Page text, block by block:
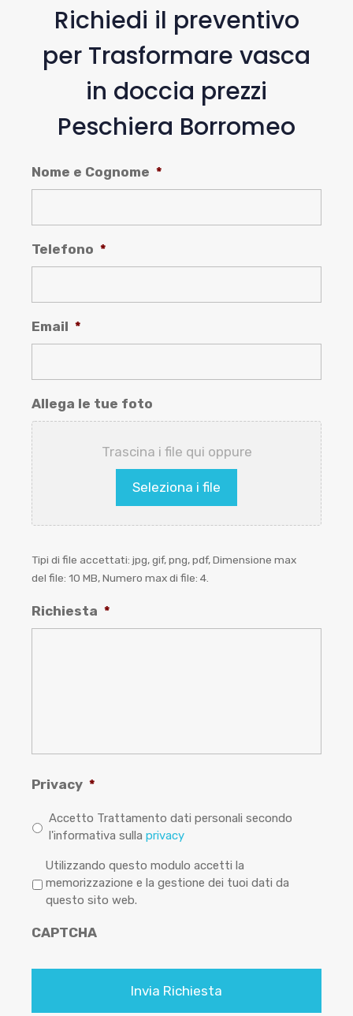
Richiedi il preventivo
per Trasformare vasca
in doccia prezzi
Peschiera Borromeo
Nome e Cognome *
Telefono *
Email *
Allega le tue foto
Trascina i file qui oppure
Seleziona i file
Tipi di file accettati: jpg, gif, png, pdf, Dimensione max
del file: 10 MB, Numero max di file: 4.
Richiesta *
Privacy *
Accetto Trattamento dati personali secondo
l'informativa sulla privacy
r
a
y
Utilizzando questo modulo accetti la
memorizzazione e la gestione dei tuoi dati da
questo sito web.
CAPTCHA